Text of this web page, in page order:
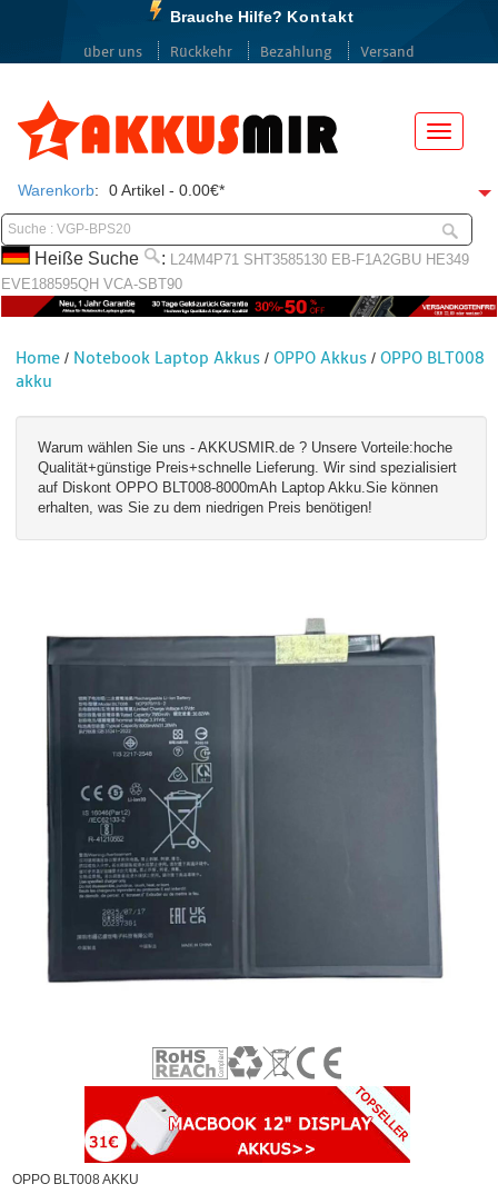
Brauche Hilfe? Kontakt
über uns
Rückkehr Bezahlung Versand
Menü
Warenkorb: 0 Artikel - 0.00€*
Heiße Suche : L24M4P71 SHT3585130 EB-F1A2GBU HE349
EVE188595QH VCA-SBT90
Home / Notebook Laptop Akkus /OPPO Akkus /OPPO BLT008
akku
Warum wählen Sie uns - AKKUSMIR.de ? Unsere Vorteile:hoche
Qualität+günstige Preis+schnelle Lieferung. Wir sind spezialisiert
auf Diskont OPPO BLT008-8000mAh Laptop Akku.Sie können
erhalten, was Sie zu dem niedrigen Preis benötigen!
OPPO BLT008 AKKU